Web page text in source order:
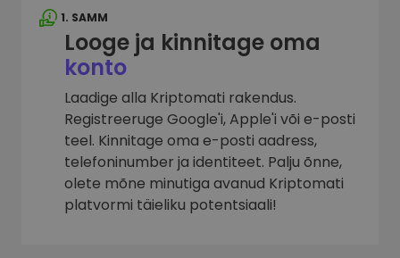
1. SAMM
Looge ja kinnitage oma
konto
Laadige alla Kriptomati rakendus.
Registreeruge Google'i, Apple'i või e-posti
teel. Kinnitage oma e-posti aadress,
telefoninumber ja identiteet. Palju õnne,
olete mõne minutiga avanud Kriptomati
platvormi täieliku potentsiaali!